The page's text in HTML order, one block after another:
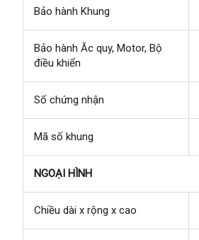
Bảo hành Khung
Bảo hành Ăc quy, Motor, Bộ
điều khiển
Số chứng nhận
Mã số khung
NGOẠI HÌNH
Chiều dài x rộng x cao